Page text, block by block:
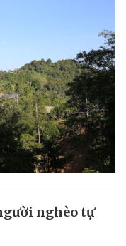
nghèo tự